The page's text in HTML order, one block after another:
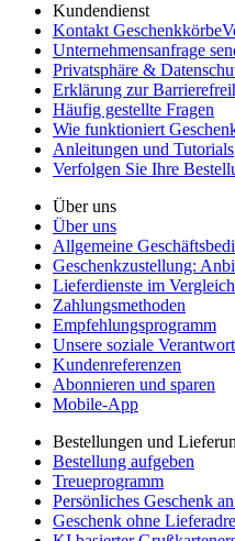
Kundendienst
Kontakt
Unternehmensanfrage
Privatsphäre &
Erklärung zur
Häufig gestellte Fragen
Wie funktioniert
Anleitungen und Tutorials
Verfolgen Sie Ihre
Über uns
Über uns
Allgemeine
Geschenkzustellung:
Lieferdienste im Vergleich
Zahlungsmethoden
Empfehlungsprogramm
Unsere soziale
Kundenreferenzen
Abonnieren und sparen
Mobile-App
Bestellungen und
Bestellung aufgeben
Treueprogramm
Persönliches Geschenk
Geschenk ohne